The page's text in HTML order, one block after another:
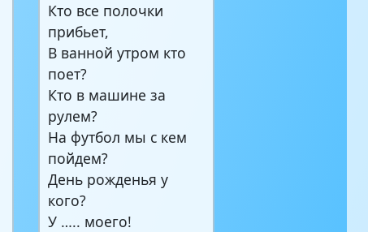
Кто все полочки
прибьет,
В ванной утром кто
поет?
Кто в машине за
рулем?
На футбол мы с кем
пойдем?
День рожденья у
кого?
У ….. моего!